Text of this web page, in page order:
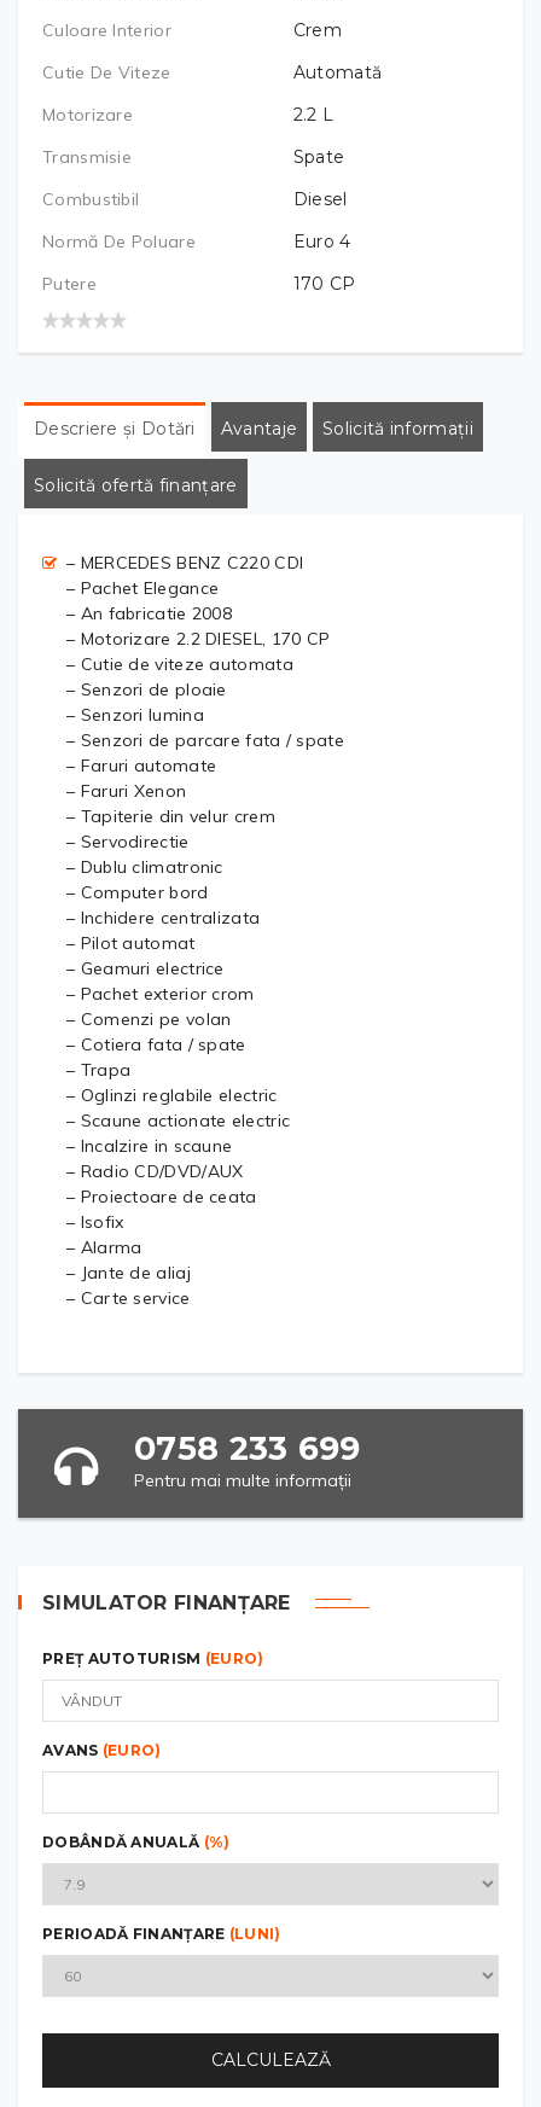
Culoare Interior
Crem
Cutie De Viteze
Automată
Motorizare
2.2 L
Transmisie
Spate
Combustibil
Diesel
Normă De Poluare
Euro 4
Putere
170 CP
Descriere și Dotări Avantaje Solicită informații
Solicită ofertă finanțare
– MERCEDES BENZ C220 CDI
– Pachet Elegance
– An fabricatie 2008
– Motorizare 2.2 DIESEL, 170 CP
– Cutie de viteze automata
– Senzori de ploaie
– Senzori lumina
– Senzori de parcare fata / spate
– Faruri automate
– Faruri Xenon
– Tapiterie din velur crem
– Servodirectie
– Dublu climatronic
– Computer bord
– Inchidere centralizata
– Pilot automat
– Geamuri electrice
– Pachet exterior crom
– Comenzi pe volan
– Cotiera fata / spate
– Trapa
– Oglinzi reglabile electric
– Scaune actionate electric
– Incalzire in scaune
– Radio CD/DVD/AUX
– Proiectoare de ceata
– Isofix
– Alarma
– Jante de aliaj
– Carte service
0758 233 699
Pentru mai multe informații
SIMULATOR FINANȚARE
PREȚ AUTOTURISM (EURO)
AVANS (EURO)
DOBÂNDĂ ANUALĂ (%)
PERIOADĂ FINANȚARE (LUNI)
CALCULEAZĂ